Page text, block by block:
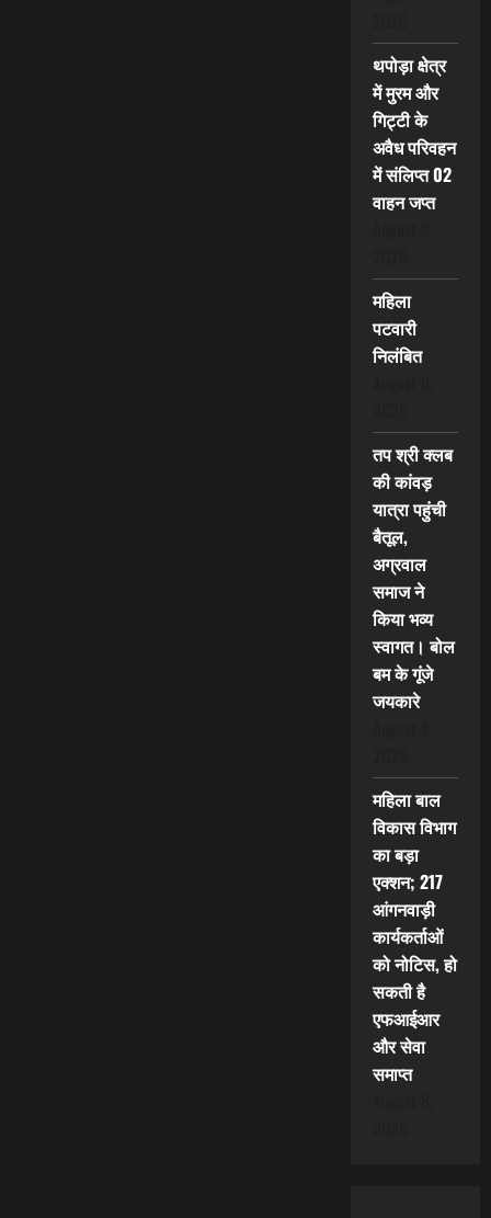
थपोड़ा क्षेत्र
में मुरम और
गिट्टी के
अवैध परिवहन
में संलिप्त 02
वाहन जप्त
महिला
पटवारी
निलंबित
तप श्री क्लब
की कांवड़
यात्रा पहुंची
बैतूल,
अग्रवाल
समाज ने
किया भव्य
स्वागत। बोल
बम के गूंजे
जयकारे
महिला बाल
विकास विभाग
का बड़ा
एक्शन; 217
आंगनवाड़ी
कार्यकर्ताओं
को नोटिस, हो
सकती है
एफआईआर
और सेवा
समाप्त